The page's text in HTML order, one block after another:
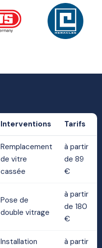
Interventions Tarifs
Remplacement
de vitre
cassée
à partir
de 89
€
Pose de
double vitrage
à partir
de 180
€
Installation
à partir